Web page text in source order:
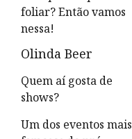
foliar? Então vamos
nessa!
Olinda Beer
Quem aí gosta de
shows?
Um dos eventos mais